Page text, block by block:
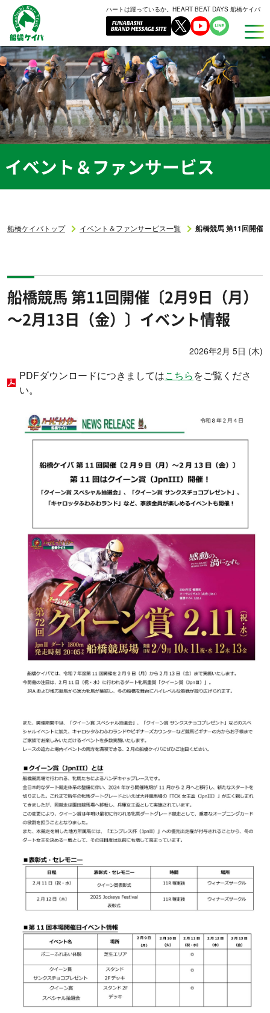
船
橋
ケ
イ
バ
ハートは躍っているか。HEART BEAT DAYS 船橋ケイバ
イベント＆ファンサービス
船橋ケイバトップ イベント＆ファンサービス一覧 船橋競馬 第11回開催
船橋競馬 第11回開催〔2月9日（月）
～2月13日（金）〕イベント情報
2026年2月 5日 (木)
PDFダウンロードにつきましてはこちらをご覧くださ
い。